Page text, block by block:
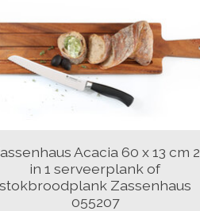
Acacia 60 x 13 cm 2
in 1 serveerplank of
stokbroodplank Zassenhaus
055207